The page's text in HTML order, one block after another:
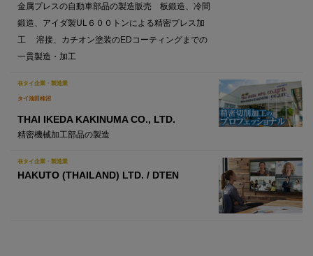
金属プレスの自動車部品の製造販売 板鍛造、冷間
鍛造、アイダ製UL６００トンによる精密プレス加
工 溶接、カチオン塗装のEDコーティングまでの
一貫製造・加工
在タイ企業・製造業
タイ池田柿沼
THAI IKEDA KAKINUMA CO., LTD.
精密機械加工部品の製造
在タイ企業・製造業
HAKUTO (THAILAND) LTD. / DTEN